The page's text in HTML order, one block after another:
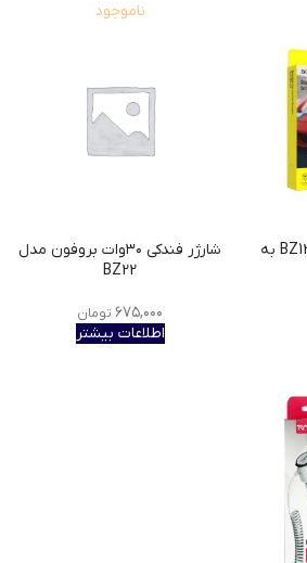
شارژر فندکی بروفون مدل BZ12 به
ناموجود
شارژر فندکی ۳۰وات بروفون مدل
BZ22
۶۷۵,۰۰۰ تومان
اطلاعات بیشتر